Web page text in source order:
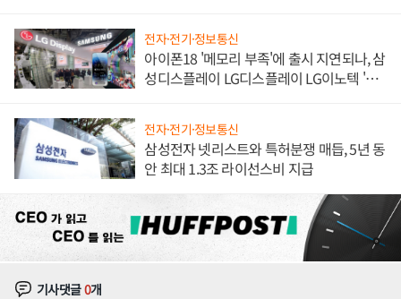
전자·전기·정보통신
아이폰18 '메모리 부족'에 출시 지연되나, 삼
성디스플레이 LG디스플레이 LG이노텍 '탈
전자·전기·정보통신
삼성전자 넷리스트와 특허분쟁 매듭, 5년 동
안 최대 1.3조 라이선스비 지급
기사댓글0개